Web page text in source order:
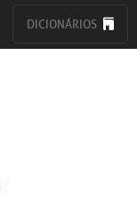
DICIONÁRIOS